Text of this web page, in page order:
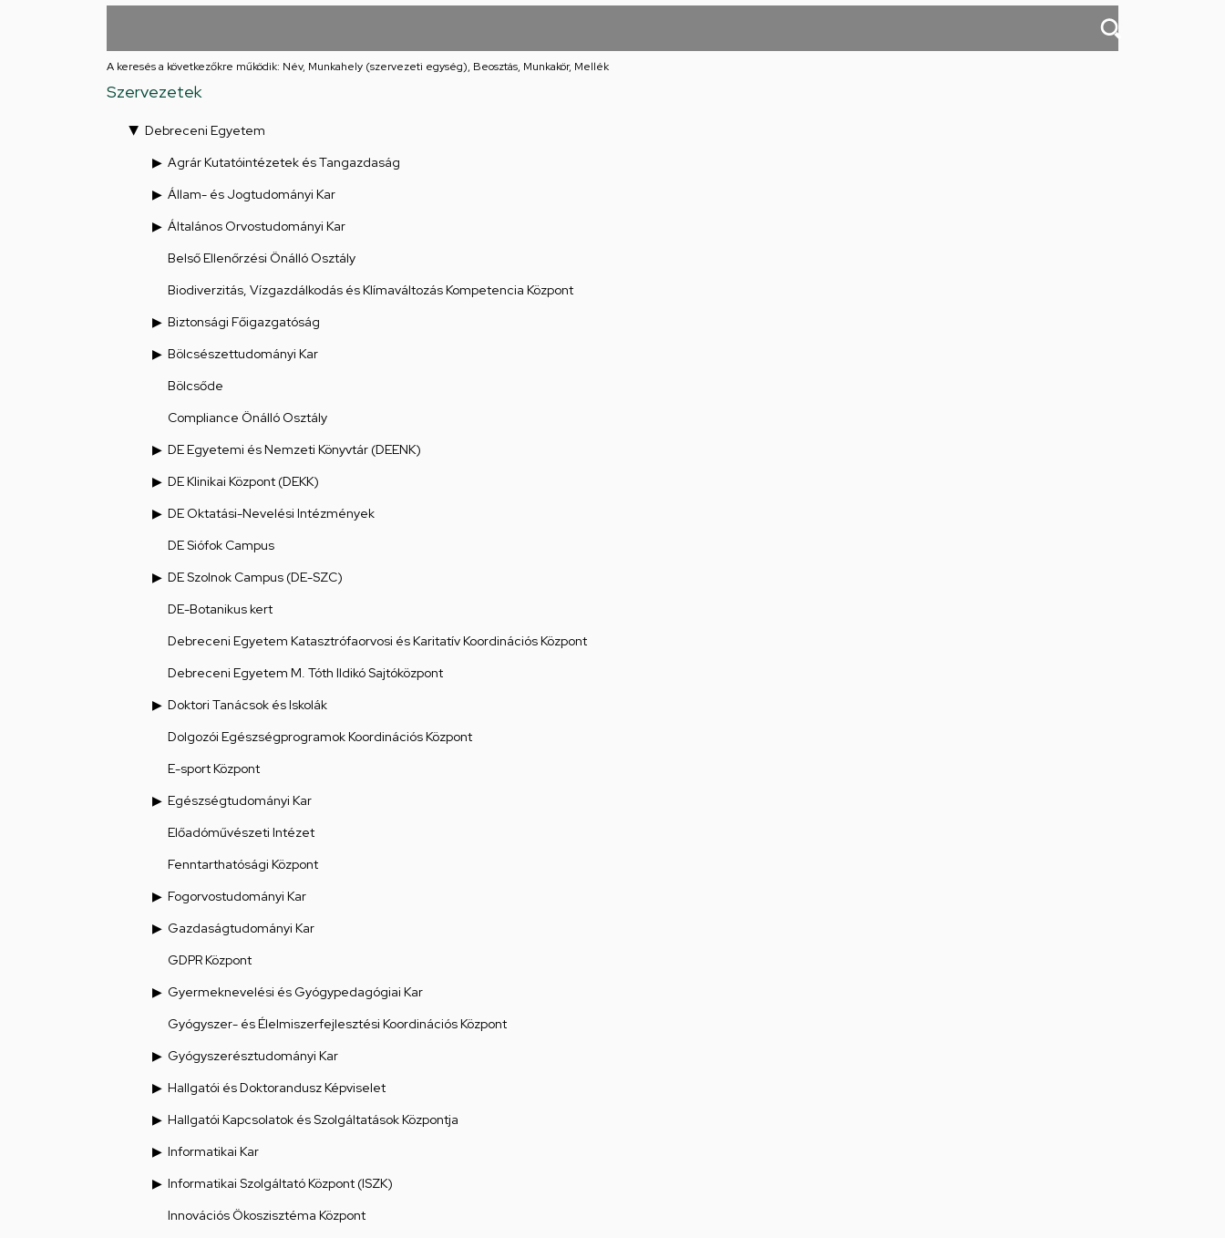
feladatellátási
A keresés a következőkre működik: Név, Munkahely (szervezeti egység), Beosztás, Munkakör, Mellék
Szervezetek
Debreceni Egyetem
Agrár Kutatóintézetek és Tangazdaság
Állam- és Jogtudományi Kar
Általános Orvostudományi Kar
Belső Ellenőrzési Önálló Osztály
Biodiverzitás, Vízgazdálkodás és Klímaváltozás Kompetencia Központ
Biztonsági Főigazgatóság
Bölcsészettudományi Kar
Bölcsőde
Compliance Önálló Osztály
DE Egyetemi és Nemzeti Könyvtár (DEENK)
DE Klinikai Központ (DEKK)
DE Oktatási-Nevelési Intézmények
DE Siófok Campus
DE Szolnok Campus (DE-SZC)
DE-Botanikus kert
Debreceni Egyetem Katasztrófaorvosi és Karitatív Koordinációs Központ
Debreceni Egyetem M. Tóth Ildikó Sajtóközpont
Doktori Tanácsok és Iskolák
Dolgozói Egészségprogramok Koordinációs Központ
E-sport Központ
Egészségtudományi Kar
Előadóművészeti Intézet
Fenntarthatósági Központ
Fogorvostudományi Kar
Gazdaságtudományi Kar
GDPR Központ
Gyermeknevelési és Gyógypedagógiai Kar
Gyógyszer- és Élelmiszerfejlesztési Koordinációs Központ
Gyógyszerésztudományi Kar
Hallgatói és Doktorandusz Képviselet
Hallgatói Kapcsolatok és Szolgáltatások Központja
Informatikai Kar
Informatikai Szolgáltató Központ (ISZK)
Innovációs Ökoszisztéma Központ